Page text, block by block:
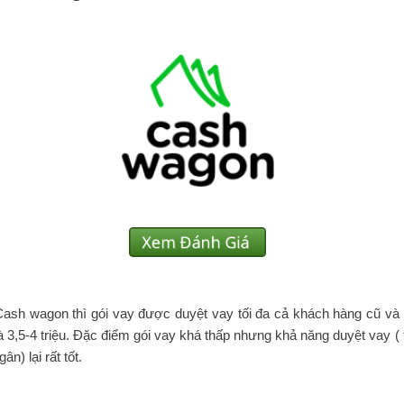
wagon thì gói vay được duyệt vay tối đa cả khách hàng cũ và
3,5-4 triệu. Đặc điểm gói vay khá thấp nhưng khả năng duyệt vay (
lại rất tốt.